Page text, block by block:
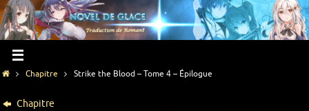
Chapitre Strike the Blood – Tome 4 – Épilogue
Chapitre